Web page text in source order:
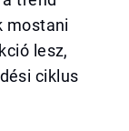
mostani
lesz,
ciklus